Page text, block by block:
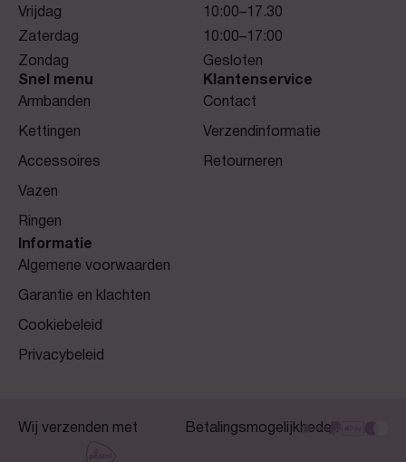
Vrijdag
10:00–17.30
Zaterdag
10:00–17:00
Zondag
Gesloten
Snel menu
Armbanden
Kettingen
Accessoires
Vazen
Ringen
Klantenservice
Contact
Verzendinformatie
Retourneren
Informatie
Algemene voorwaarden
Garantie en klachten
Cookiebeleid
Privacybeleid
Wij verzenden met Betalingsmogelijkheden